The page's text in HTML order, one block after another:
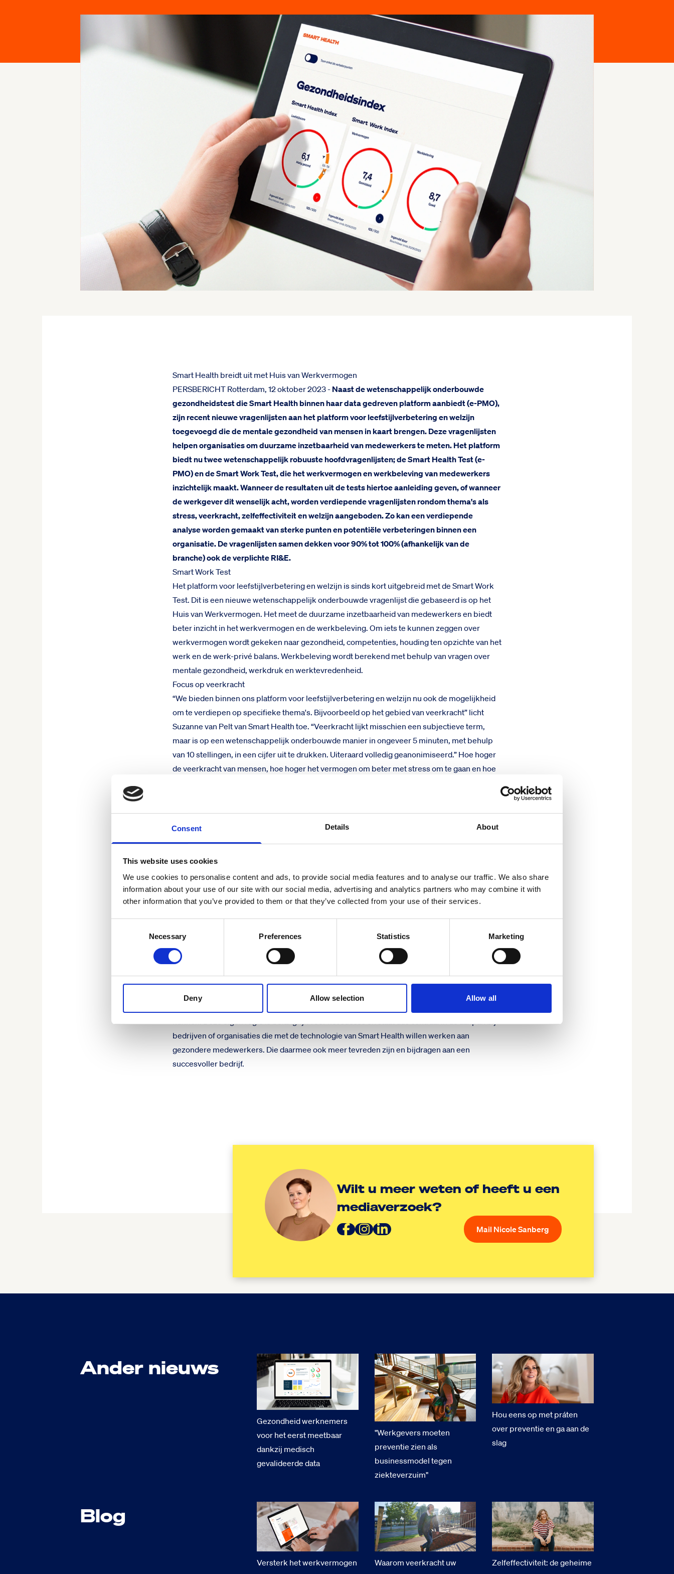
Consent Details About
This website uses cookies
We use cookies to personalise content and ads, to provide social media features and to analyse our traffic. We also share
information about your use of our site with our social media, advertising and analytics partners who may combine it with
other information that you’ve provided to them or that they’ve collected from your use of their services.
Necessary Preferences Statistics Marketing
Deny Allow selection Allow all
Smart Health breidt uit met Huis van Werkvermogen
PERSBERICHT Rotterdam, 12 oktober 2023 - Naast de wetenschappelijk onderbouwde
gezondheidstest die Smart Health binnen haar data gedreven platform aanbiedt (e-PMO),
zijn recent nieuwe vragenlijsten aan het platform voor leefstijlverbetering en welzijn
toegevoegd die de mentale gezondheid van mensen in kaart brengen. Deze vragenlijsten
helpen organisaties om duurzame inzetbaarheid van medewerkers te meten. Het platform
biedt nu twee wetenschappelijk robuuste hoofdvragenlijsten; de Smart Health Test (e-
PMO) en de Smart Work Test, die het werkvermogen en werkbeleving van medewerkers
inzichtelijk maakt. Wanneer de resultaten uit de tests hiertoe aanleiding geven, of wanneer
de werkgever dit wenselijk acht, worden verdiepende vragenlijsten rondom thema's als
stress, veerkracht, zelfeffectiviteit en welzijn aangeboden. Zo kan een verdiepende
analyse worden gemaakt van sterke punten en potentiële verbeteringen binnen een
organisatie. De vragenlijsten samen dekken voor 90% tot 100% (afhankelijk van de
branche) ook de verplichte RI&E.
Smart Work Test
Het platform voor leefstijlverbetering en welzijn is sinds kort uitgebreid met de Smart Work
Test. Dit is een nieuwe wetenschappelijk onderbouwde vragenlijst die gebaseerd is op het
Huis van Werkvermogen. Het meet de duurzame inzetbaarheid van medewerkers en biedt
beter inzicht in het werkvermogen en de werkbeleving. Om iets te kunnen zeggen over
werkvermogen wordt gekeken naar gezondheid, competenties, houding ten opzichte van het
werk en de werk-privé balans. Werkbeleving wordt berekend met behulp van vragen over
mentale gezondheid, werkdruk en werktevredenheid.
Focus op veerkracht
“We bieden binnen ons platform voor leefstijlverbetering en welzijn nu ook de mogelijkheid
om te verdiepen op specifieke thema's. Bijvoorbeeld op het gebied van veerkracht” licht
Suzanne van Pelt van Smart Health toe. “Veerkracht lijkt misschien een subjectieve term,
maar is op een wetenschappelijk onderbouwde manier in ongeveer 5 minuten, met behulp
van 10 stellingen, in een cijfer uit te drukken. Uiteraard volledig geanonimiseerd.” Hoe hoger
de veerkracht van mensen, hoe hoger het vermogen om beter met stress om te gaan en hoe
doorstaan. Voor iedereen van belang, maar voor werkgevers ook een manier om beter grip te
krijgen op (de kans op)ziekteverzuim.
onze technologische infrastructuur. Slimme algoritmen, gebaseerd op meer dan 500 duizend
praktijk-cases, garanderen dat we een nauwkeurig en relevant persoonlijk advies kunnen
geven. Gezondere medewerkers betekenen vaak een gezonder bedrijf. Ik vind daarom dat
waarmee dat in de volle breedtemogelijk is.”
Lager ziekteverzuimcijfer
Inmiddels worden bij grote organisaties mooie resultaten geboekt. Het ziekteverzuimcijfer
daalt met 20%, het hartrisico met 28% en de stress score neemt met 30% af. Dat succes is te
danken aan het gebruik van data waarmee relatief gemakkelijk veel mensen tegelijk
kunnen. Deze eigen regie is belangrijk voor het succes en staat dus centraal in de aanpak bij
bedrijven of organisaties die met de technologie van Smart Health willen werken aan
gezondere medewerkers. Die daarmee ook meer tevreden zijn en bijdragen aan een
succesvoller bedrijf.
Wilt u meer weten of heeft u een
mediaverzoek?
Mail Nicole Sanberg
Ander nieuws
Gezondheid werknemers
voor het eerst meetbaar
dankzij medisch
gevalideerde data
"Werkgevers moeten
preventie zien als
businessmodel tegen
ziekteverzuim"
Hou eens op met práten
over preventie en ga aan de
slag
Blog
Versterk het werkvermogen
Waarom veerkracht uw
Zelfeffectiviteit: de geheime